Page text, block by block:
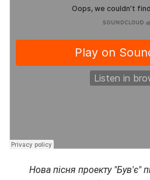
Нова пісня проекту "Був'є"